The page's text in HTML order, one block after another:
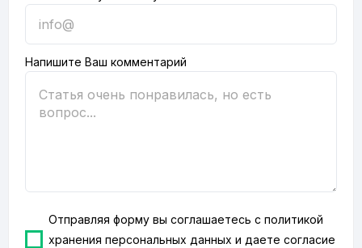
Напишите Ваш комментарий
Отправляя форму вы соглашаетесь сполитикой
хранения персональных данных и даете согласие